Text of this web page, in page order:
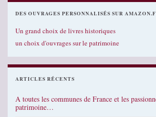
DES OUVRAGES PERSONNALISÉS SUR
Un grand choix de livres historiques
un choix d'ouvrages sur le patrimoine
ARTICLES RÉCENTS
A toutes les communes de France et les
patrimoine…